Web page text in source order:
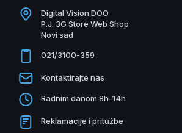
Digital Vision DOO
P.J. 3G Store Web Shop
Novi sad
021/3100-359
Kontaktirajte nas
Radnim danom 8h-14h
Reklamacije i pritužbe